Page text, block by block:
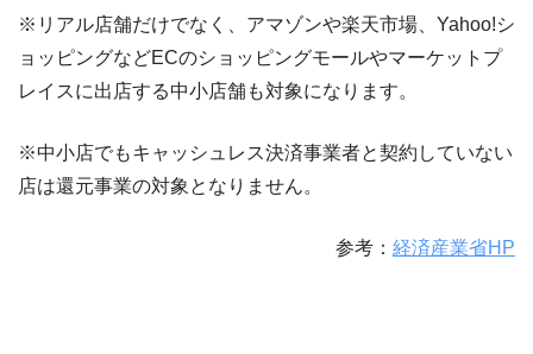
※リアル店舗だけでなく、アマゾンや楽天市場、Yahoo!シ
ョッピングなどECのショッピングモールやマーケットプ
レイスに出店する中小店舗も対象になります。
※中小店でもキャッシュレス決済事業者と契約していない
店は還元事業の対象となりません。
参考： 経済産業省HP